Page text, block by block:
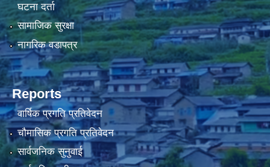
घटना दर्ता
सामाजिक सुरक्षा
नागरिक वडापत्र
Reports
वार्षिक प्रगति प्रतिवेदन
चौमासिक प्रगति प्रतिवेदन
सार्वजनिक सुनुवाई